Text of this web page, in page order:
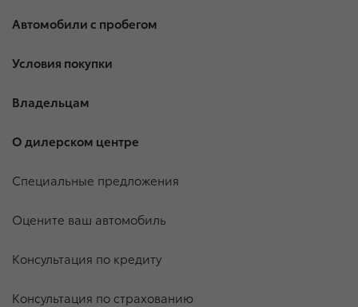
Автомобили с пробегом
Условия покупки
Владельцам
О дилерском центре
Специальные предложения
Оцените ваш автомобиль
Консультация по кредиту
Консультация по страхованию